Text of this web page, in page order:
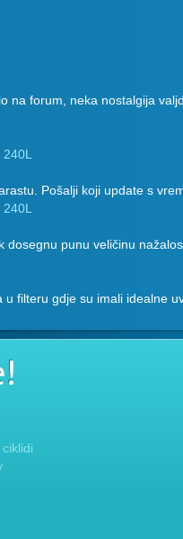
na forum, neka nostalgija
Pošalji koji update s
punu veličinu
filteru gdje su imali idealne